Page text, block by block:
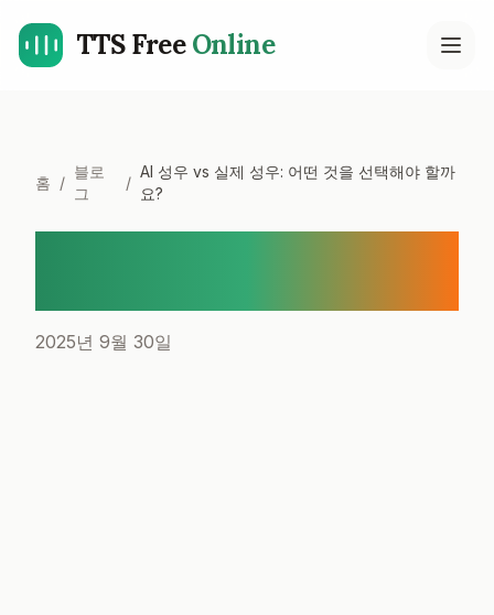
TTS FreeOnline
홈 /
블로
그
/
AI 성우 vs 실제 성우: 어떤 것을 선택해야 할까
요?
2025년 9월 30일